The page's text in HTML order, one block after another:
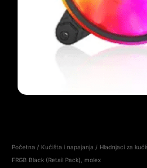
Početna / Kućišta i napajanja / Hladnjaci za
FRGB Black (Retail Pack), molex